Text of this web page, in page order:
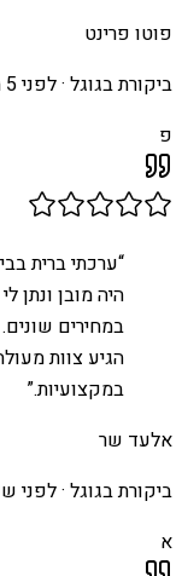
פוטו פרינט
ביקורת בגוגל ·לפני 5 חודשים
פ
“ערכתי ברית
היה מובן ונתן
במחירים
הגיע צוות
במקצועיות.”
אלעד שר
ביקורת בגוגל ·לפני
א